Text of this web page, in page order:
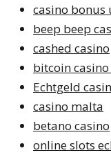
casino bonus
beep beep
cashed casino
bitcoin
Echtgeld
casino malta
betano casino
online slots